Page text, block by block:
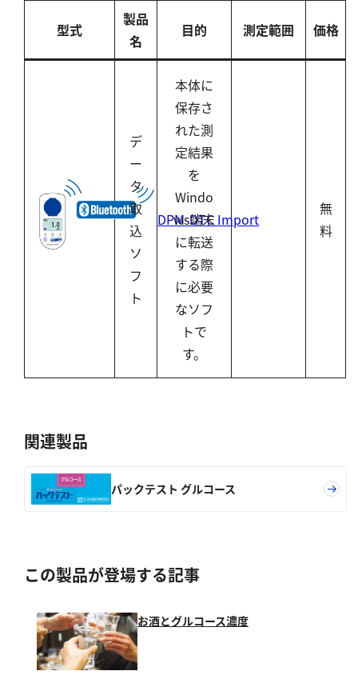
型式
製品
名
目的 測定範囲 価格
DPM-DTC Import
デ
ー
タ
取
込
ソ
フ
ト
本体に
保存さ
れた測
定結果
を
Windo
ws端末
に転送
する際
に必要
なソフ
トで
す。
無
料
関連製品
パックテスト グルコース
この製品が登場する記事
お酒とグルコース濃度